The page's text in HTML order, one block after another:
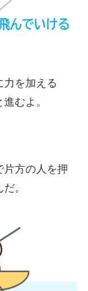
力を加える
むよ。
片方の人を押
。